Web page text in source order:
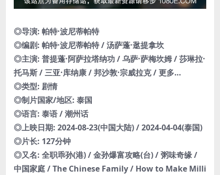
◎导演: 帕特·波尼蒂帕特
◎编剧: 帕特·波尼蒂帕特 / 汤萨蓬·逖提拿坎
◎主演: 普提蓬·阿萨拉塔纳功 / 乌萨·萨梅坎姆 / 莎琳拉·
托马斯 / 三亚·库纳康 / 邦沙敦·宗威拉克 / 更多…
◎类型: 剧情
◎制片国家/地区: 泰国
◎语言: 泰语 / 潮州话
◎上映日期: 2024-08-23(中国大陆) / 2024-04-04(泰国)
◎片长: 127分钟
◎又名: 全职乖孙(港) / 金孙爆富攻略(台) / 粥味奇缘 /
中国家庭 / The Chinese Family / How to Make Milli